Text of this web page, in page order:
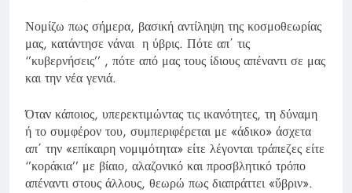
Νομίζω πως σήμερα, βασική αντίληψη της κοσμοθεωρίας
μας, κατάντησε νάναι η ύβρις. Πότε απ΄ τις
‘’κυβερνήσεις’’ , πότε από μας τους ίδιους απέναντι σε μας
και την νέα γενιά.
Όταν κάποιος, υπερεκτιμώντας τις ικανότητες, τη δύναμη
ή το συμφέρον του, συμπεριφέρεται με «άδικο» άσχετα
απ΄ την «επίκαιρη νομιμότητα» είτε λέγονται τράπεζες είτε
‘’κοράκια’’ με βίαιο, αλαζονικό και προσβλητικό τρόπο
απέναντι στους άλλους, θεωρώ πως διαπράττει «ὕβριν».